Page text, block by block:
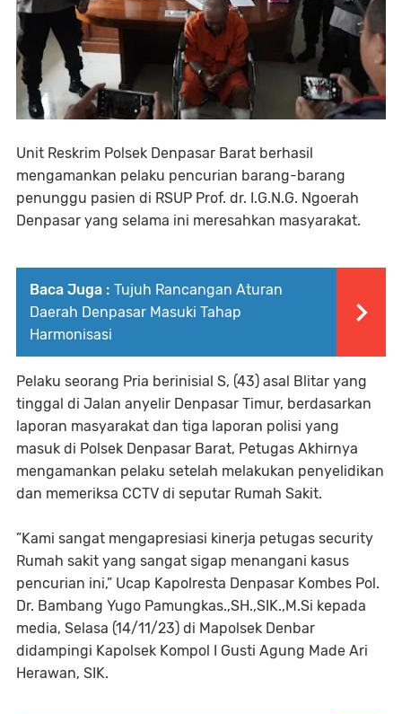
Unit Reskrim Polsek Denpasar Barat berhasil
mengamankan pelaku pencurian barang-barang
penunggu pasien di RSUP Prof. dr. I.G.N.G. Ngoerah
Denpasar yang selama ini meresahkan masyarakat.
Baca Juga : Tujuh Rancangan Aturan
Daerah Denpasar Masuki Tahap
Harmonisasi
Pelaku seorang Pria berinisial S, (43) asal Blitar yang
tinggal di Jalan anyelir Denpasar Timur, berdasarkan
laporan masyarakat dan tiga laporan polisi yang
masuk di Polsek Denpasar Barat, Petugas Akhirnya
mengamankan pelaku setelah melakukan penyelidikan
dan memeriksa CCTV di seputar Rumah Sakit.
”Kami sangat mengapresiasi kinerja petugas security
Rumah sakit yang sangat sigap menangani kasus
pencurian ini,” Ucap Kapolresta Denpasar Kombes Pol.
Dr. Bambang Yugo Pamungkas.,SH.,SIK.,M.Si kepada
media, Selasa (14/11/23) di Mapolsek Denbar
didampingi Kapolsek Kompol I Gusti Agung Made Ari
Herawan, SIK.